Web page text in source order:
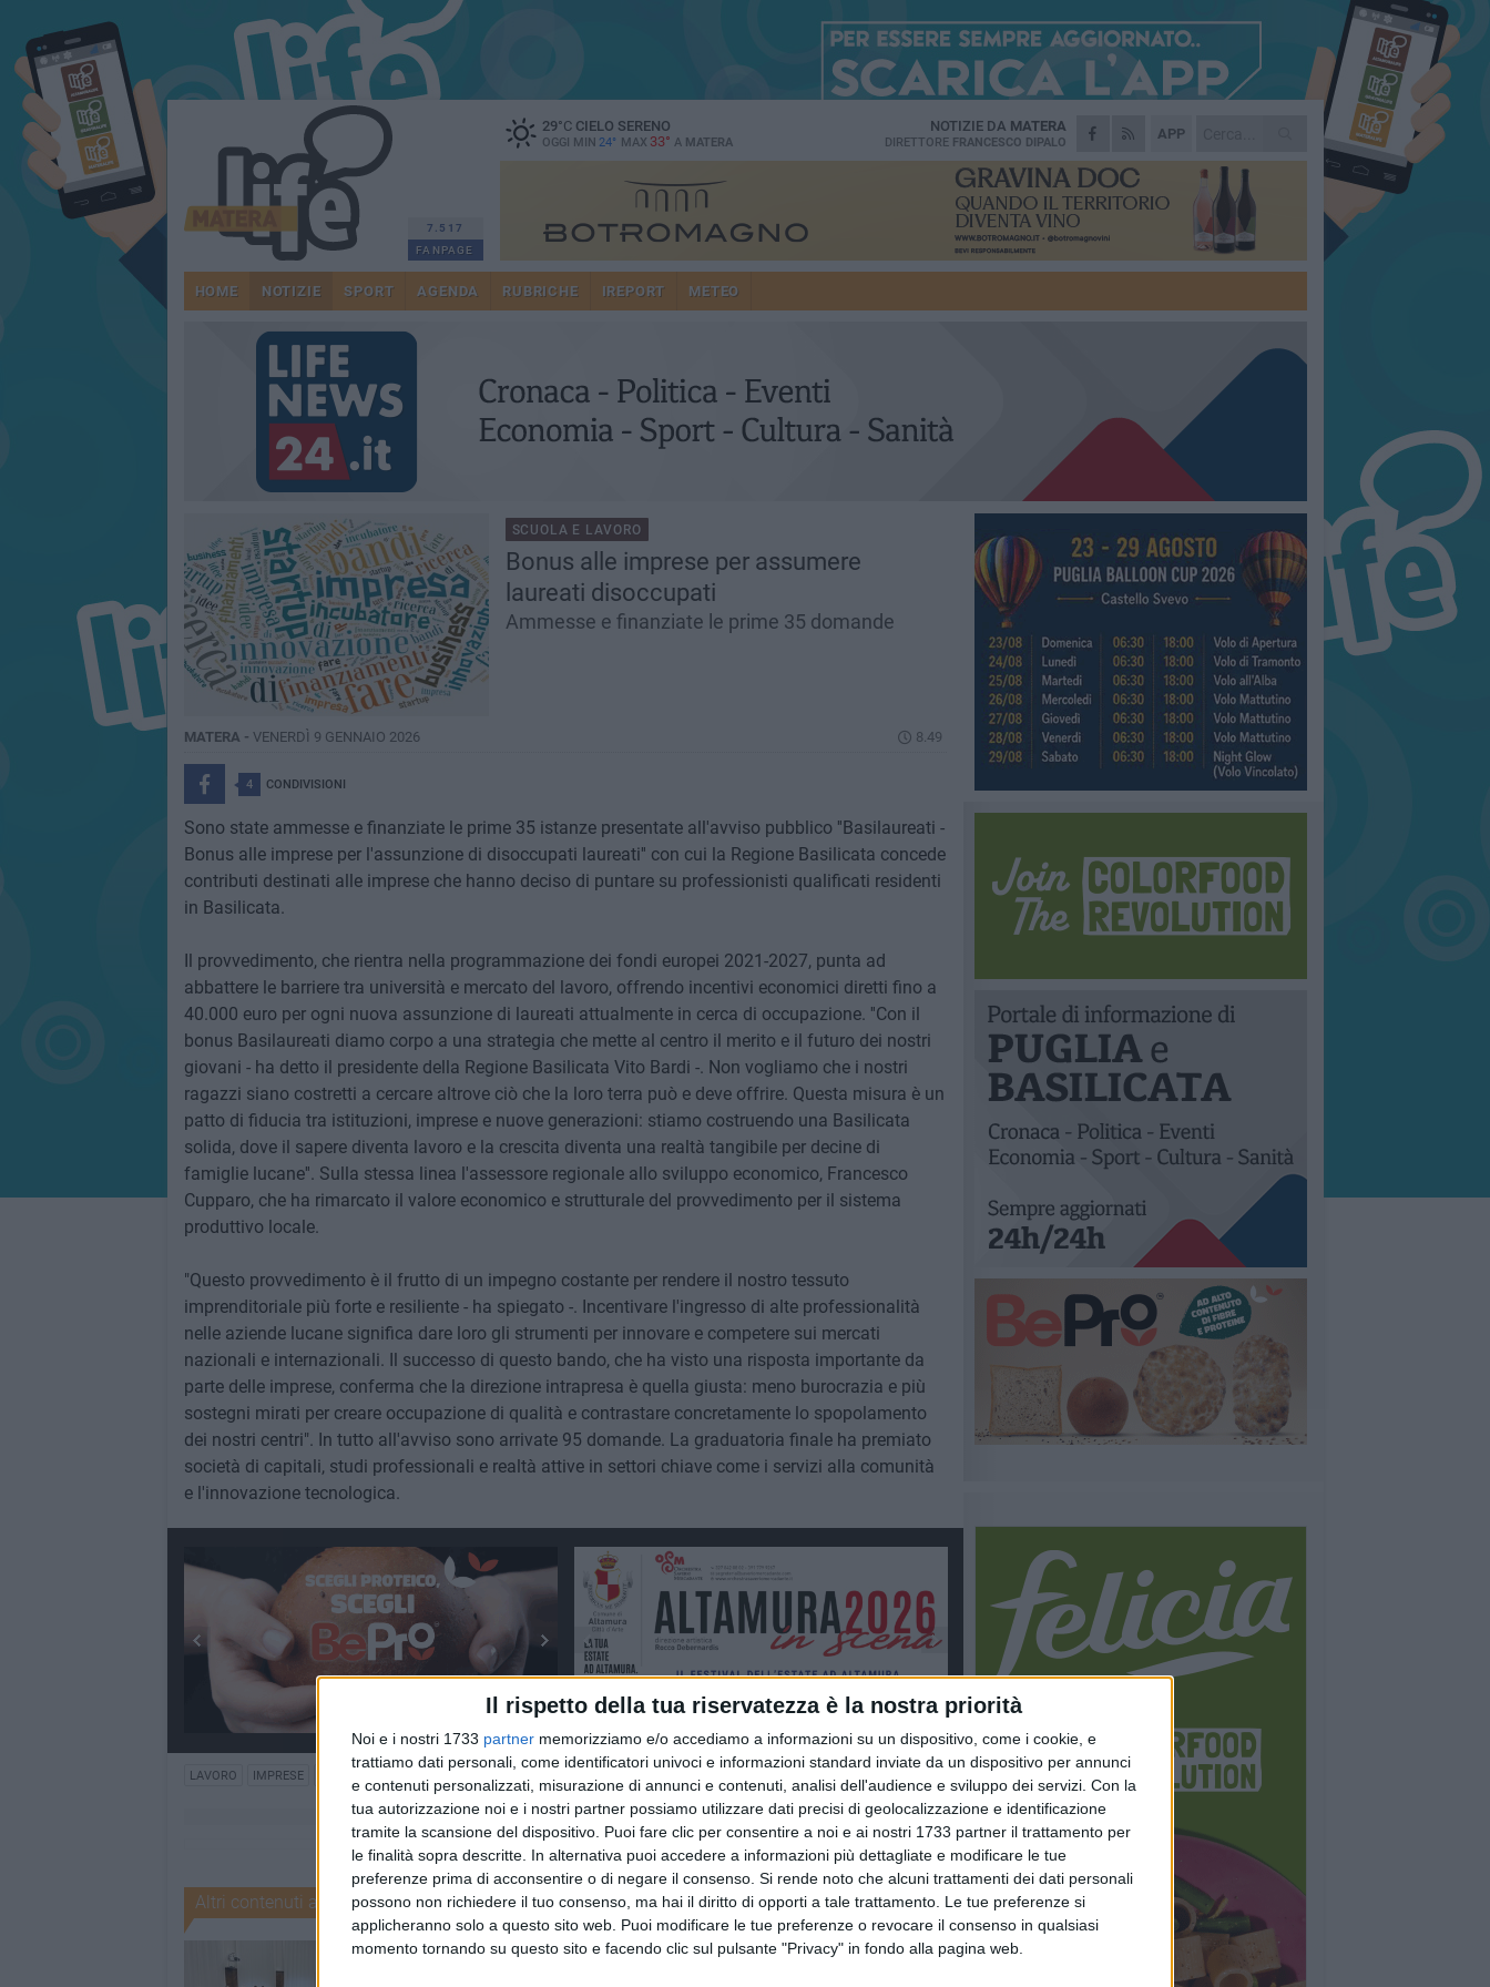
Il rispetto della tua riservatezza è la nostra priorità
Noi e i nostri 1733 partner memorizziamo e/o accediamo a informazioni su un dispositivo, come i cookie, e
trattiamo dati personali, come identificatori univoci e informazioni standard inviate da un dispositivo per annunci
e contenuti personalizzati, misurazione di annunci e contenuti, analisi dell'audience e sviluppo dei servizi. Con la
tua autorizzazione noi e i nostri partner possiamo utilizzare dati precisi di geolocalizzazione e identificazione
tramite la scansione del dispositivo. Puoi fare clic per consentire a noi e ai nostri 1733 partner il trattamento per
le finalità sopra descritte. In alternativa puoi accedere a informazioni più dettagliate e modificare le tue
preferenze prima di acconsentire o di negare il consenso. Si rende noto che alcuni trattamenti dei dati personali
possono non richiedere il tuo consenso, ma hai il diritto di opporti a tale trattamento. Le tue preferenze si
applicheranno solo a questo sito web. Puoi modificare le tue preferenze o revocare il consenso in qualsiasi
momento tornando su questo sito e facendo clic sul pulsante "Privacy" in fondo alla pagina web.
7.517
FANPAGE
29°CCIELO SERENO
OGGI MIN 24° MAX 33° A MATERA
APP
NOTIZIE DA MATERA
DIRETTORE FRANCESCO DIPALO
HOME NOTIZIE SPORT AGENDA RUBRICHE IREPORT METEO
SCUOLA E LAVORO
Bonus alle imprese per assumere
laureati disoccupati
Ammesse e finanziate le prime 35 domande
MATERA - VENERDÌ 9 GENNAIO 2026 8.49
4 CONDIVISIONI
Sono state ammesse e finanziate le prime 35 istanze presentate all'avviso pubblico ''Basilaureati -
Bonus alle imprese per l'assunzione di disoccupati laureati'' con cui la Regione Basilicata concede
contributi destinati alle imprese che hanno deciso di puntare su professionisti qualificati residenti
in Basilicata.
Il provvedimento, che rientra nella programmazione dei fondi europei 2021-2027, punta ad
abbattere le barriere tra università e mercato del lavoro, offrendo incentivi economici diretti fino a
40.000 euro per ogni nuova assunzione di laureati attualmente in cerca di occupazione. ''Con il
bonus Basilaureati diamo corpo a una strategia che mette al centro il merito e il futuro dei nostri
giovani - ha detto il presidente della Regione Basilicata Vito Bardi -. Non vogliamo che i nostri
ragazzi siano costretti a cercare altrove ciò che la loro terra può e deve offrire. Questa misura è un
patto di fiducia tra istituzioni, imprese e nuove generazioni: stiamo costruendo una Basilicata
solida, dove il sapere diventa lavoro e la crescita diventa una realtà tangibile per decine di
famiglie lucane''. Sulla stessa linea l'assessore regionale allo sviluppo economico, Francesco
Cupparo, che ha rimarcato il valore economico e strutturale del provvedimento per il sistema
produttivo locale.
"Questo provvedimento è il frutto di un impegno costante per rendere il nostro tessuto
imprenditoriale più forte e resiliente - ha spiegato -. Incentivare l'ingresso di alte professionalità
nelle aziende lucane significa dare loro gli strumenti per innovare e competere sui mercati
nazionali e internazionali. Il successo di questo bando, che ha visto una risposta importante da
parte delle imprese, conferma che la direzione intrapresa è quella giusta: meno burocrazia e più
sostegni mirati per creare occupazione di qualità e contrastare concretamente lo spopolamento
dei nostri centri". In tutto all'avviso sono arrivate 95 domande. La graduatoria finale ha premiato
società di capitali, studi professionali e realtà attive in settori chiave come i servizi alla comunità
e l'innovazione tecnologica.
LAVORO IMPRESE
Altri contenuti a tema